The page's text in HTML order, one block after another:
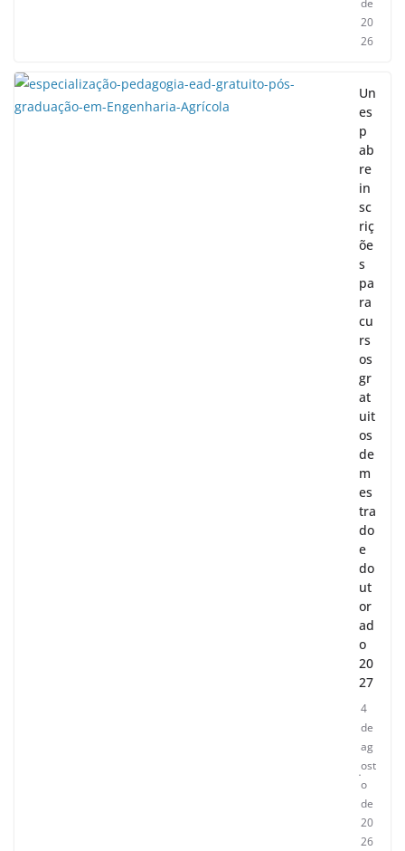
de
20
26
Un
es
p
ab
re
in
sc
riç
õe
s
pa
ra
cu
rs
os
gr
at
uit
os
de
m
es
tra
do
e
do
ut
or
ad
o
20
27
4
de
ag
ost
o
de
20
26